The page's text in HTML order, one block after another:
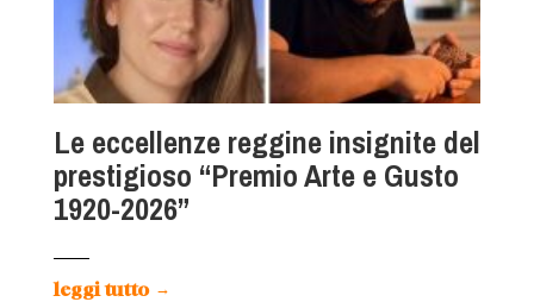
Le eccellenze reggine insignite del
prestigioso “Premio Arte e Gusto
1920-2026”
leggi tutto →